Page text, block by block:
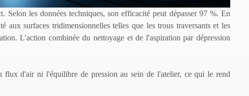
Selon les données techniques, son efficacité peut dépasser 97 %. En
aux surfaces tridimensionnelles telles que les trous traversants et les
L'action combinée du nettoyage et de l'aspiration par dépression
flux d'air ni l'équilibre de pression au sein de l'atelier, ce qui le rend